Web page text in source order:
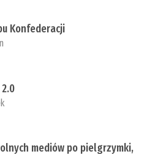
Konfederacji
mediów po pielgrzymki,